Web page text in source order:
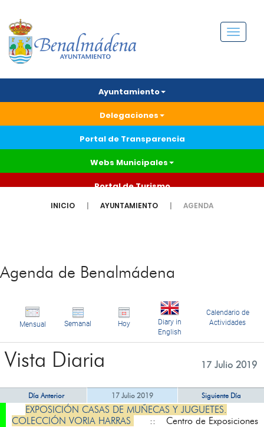
Menú
Ayuntamiento
Delegaciones
Portal de Transparencia
Webs Municipales
Portal de Turismo
INICIO AYUNTAMIENTO AGENDA
Agenda de Benalmádena
Mensual Semanal Hoy
Diary in
English
Calendario de
Actividades
Vista Diaria 17 Julio 2019
Día Anterior 17 Julio 2019 Siguiente Día
EXPOSICIÓN CASAS DE MUÑECAS Y JUGUETES.
COLECCIÓN VORIA HARRAS
:: Centro de Exposiciones